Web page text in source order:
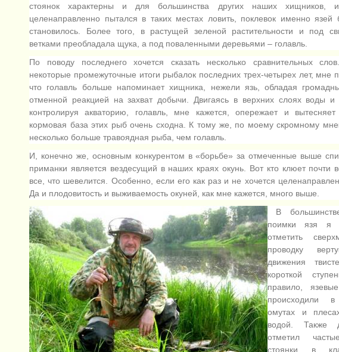
стоянок характерны и для большинства других наших хищников,
целенаправленно пытался в таких местах ловить, поклевок именно язей
становилось. Более того, в растущей зеленой растительности и под
ветками преобладала щука, а под поваленными деревьями – голавль.
По поводу последнего хочется сказать несколько сравнительных
некоторые промежуточные итоги рыбалок последних трех-четырех лет, мне
что голавль больше напоминает хищника, нежели язь, обладая
отменной реакцией на захват добычи. Двигаясь в верхних слоях воды и
контролируя акваторию, голавль, мне кажется, опережает и
кормовая база этих рыб очень сходна. К тому же, по моему скромному
несколько больше травоядная рыба, чем голавль.
И, конечно же, основным конкурентом в «борьбе» за отмеченные выше
приманки является вездесущий в наших краях окунь. Вот кто клюет почти
все, что шевелится. Особенно, если его как раз и не хочется
Да и плодовитость и выживаемость окуней, как мне кажется, много выше.
В
поимки язя я
отметить
проводку
движения
короткой
правило,
происходили в
омутах и
водой. Также
отметил
стоянки в